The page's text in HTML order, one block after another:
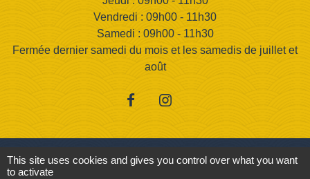
Vendredi : 09h00 - 11h30
Samedi : 09h00 - 11h30
Fermée dernier samedi du mois et les samedis de juillet et
août
This site uses cookies and gives you control over what you want
to activate